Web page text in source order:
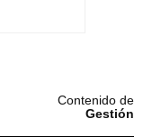
Contenido de
Gestión